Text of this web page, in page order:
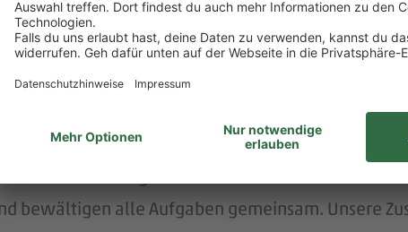
und menschlich.
Group, einem der größten Arbeitgeber Deutschlands.
Netzwerke wie das LGBTIQ-Netzwerk „DITO –
zum Austausch rund um Karriere und
Arbeitsvertrag.
bewältigen alle Aufgaben gemeinsam. Unsere